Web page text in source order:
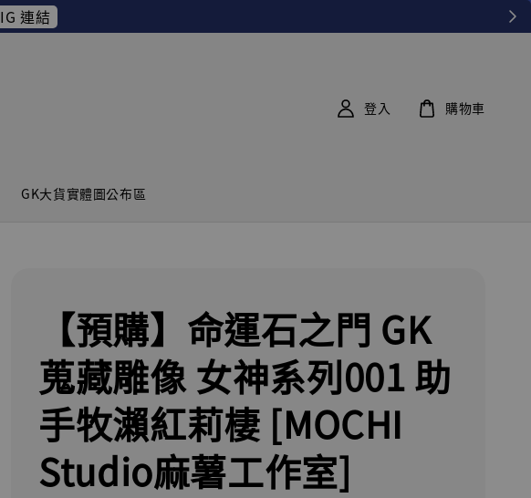
IG 連結
GK大貨實體圖公布區
登入 購物車
【預購】命運石之門 GK
蒐藏雕像 女神系列001 助
手牧瀨紅莉棲 [MOCHI
Studio麻薯工作室]